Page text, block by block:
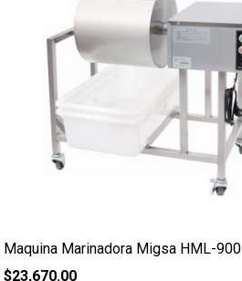
Maquina Marinadora Migsa HML-900
$23,670.00